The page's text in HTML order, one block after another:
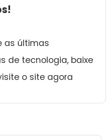
as últimas
de tecnologia, baixe
o site agora